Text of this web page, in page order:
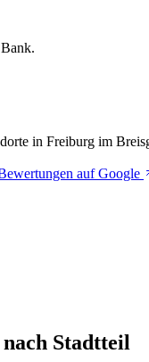
in Freiburg im
auf Google
Stadtteil